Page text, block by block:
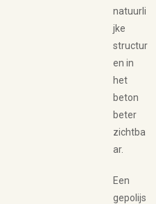
natuurli
jke
structur
en in
het
beton
beter
zichtba
ar.
Een
gepolijs